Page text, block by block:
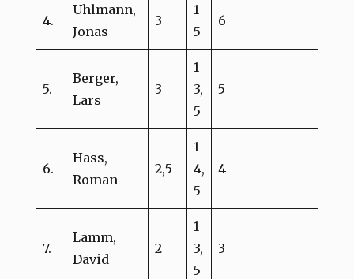
4.
Uhlmann,
Jonas
3
1
5
6
5.
Berger,
Lars
3
1
3,
5
5
6.
Hass,
Roman
2,5
1
4,
5
4
7.
Lamm,
David
2
1
3,
5
3